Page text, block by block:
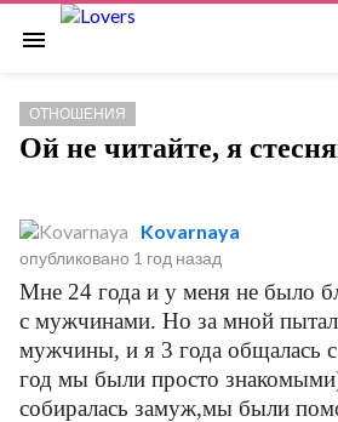
menu
ОТНОШЕНИЯ
Ой не читайте, я
Kovarnaya
опубликовано 1 год назад
Мне 24 года и у меня не было
с мужчинами. Но за мной
мужчины, и я 3 года общалась
год мы были просто
собиралась замуж,мы были